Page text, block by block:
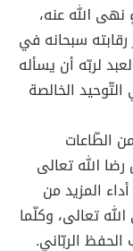
الله عنه،
سبحانه في
لربّه أن يسأله
الخالصة
الطّاعات
الله تعالى
المزيد من
تعالى، وكلّما
الربّاني.